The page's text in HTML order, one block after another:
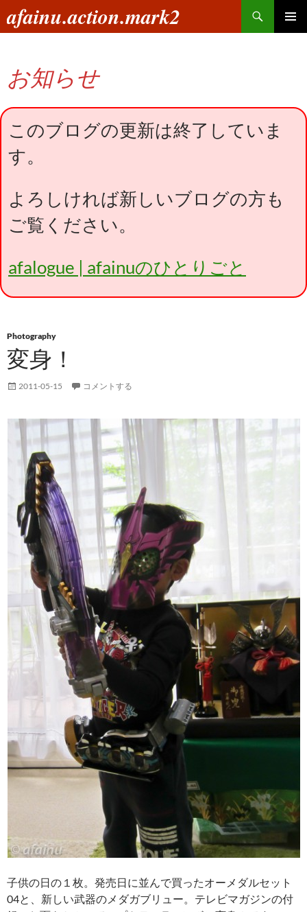
ン
へ
ス
キ
プ
afainu.action.mark2
索
お知らせ
このブログの更新は終了していま
す。
よろしければ新しいブログの方も
ご覧ください。
afalogue | afainuのひとりごと
Photography
変身！
2011-05-15 コメントする
子供の日の１枚。発売日に並んで買ったオーメダルセット
04と、新しい武器のメダガブリュー。テレビマガジンの付